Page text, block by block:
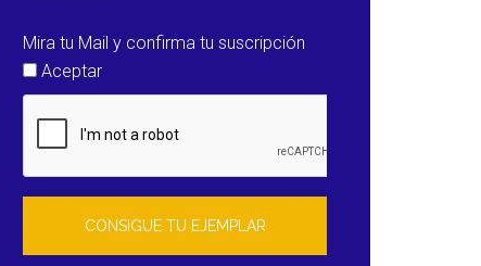
Mira tu Mail y confirma tu suscripción
Aceptar